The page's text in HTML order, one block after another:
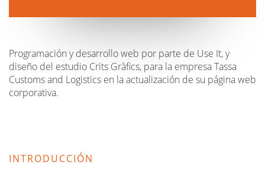
Programación y desarrollo web por parte de Use It, y
diseño del estudio Crits Gràfics, para la empresa Tassa
Customs and Logistics en la actualización de su página web
corporativa.
INTRODUCCIÓN